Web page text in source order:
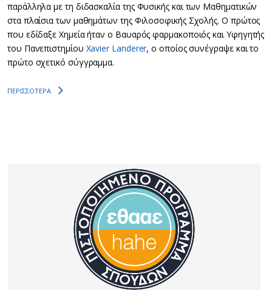
παράλληλα με τη διδασκαλία της Φυσικής και των Μαθηματικών
στα πλαίσια των μαθημάτων της Φιλοσοφικής Σχολής. Ο πρώτος
που εδίδαξε Χημεία ήταν ο Βαυαρός φαρμακοποιός και Υφηγητής
του Πανεπιστημίου Xavier Landerer, ο οποίος συνέγραψε και το
πρώτο σχετικό σύγγραμμα.
ΠΕΡΙΣΣΟΤΕΡΑ